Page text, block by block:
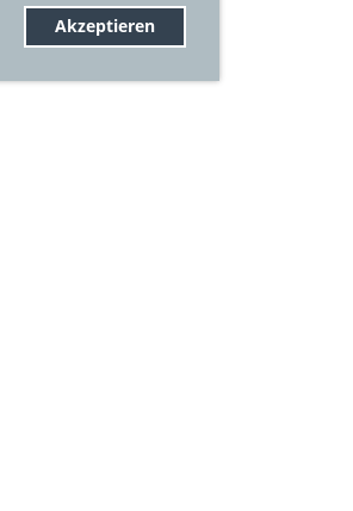
Akzeptieren